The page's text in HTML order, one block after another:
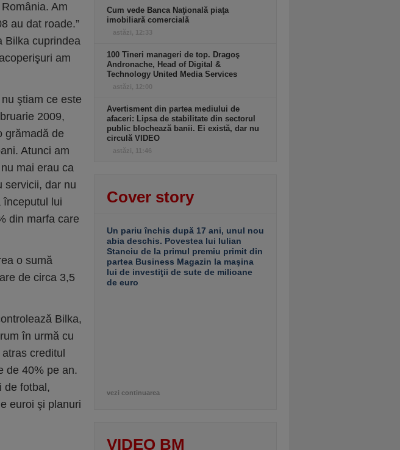
Am
au dat roade.”
Bilka cuprindea
am
ştiam ce este
2009,
grămadă de
Atunci am
mai erau ca
servicii, dar nu
începutul lui
din marfa care
o sumă
de circa 3,5
Bilka,
în urmă cu
creditul
de 40% pe an.
de fotbal,
euroi şi planuri
Cum vede Banca Naţională piaţa
imobiliară comercială
astăzi, 12:33
100 Tineri manageri de top. Dragoş
Andronache, Head of Digital &
Technology United Media Services
astăzi, 12:00
Avertisment din partea mediului de
afaceri: Lipsa de stabilitate din sectorul
public blochează banii. Ei există, dar nu
circulă VIDEO
astăzi, 11:46
Cover story
Un pariu închis după 17 ani, unul nou
abia deschis. Povestea lui Iulian
Stanciu de la primul premiu primit din
partea Business Magazin la maşina
lui de investiţii de sute de milioane
de euro
vezi continuarea
VIDEO BM